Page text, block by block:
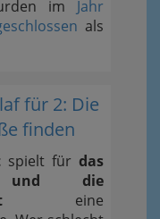
im Jahr
als
für 2: Die
finden
spielt für das
und die
eine